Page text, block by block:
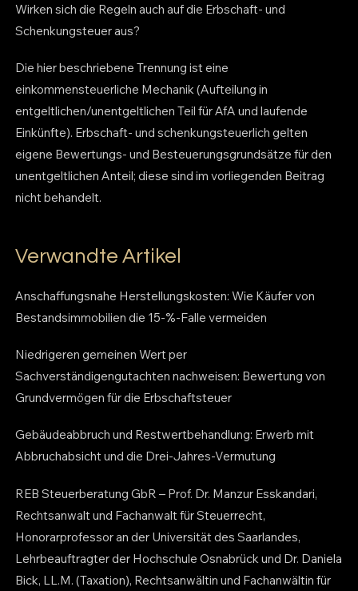
Wirken sich die Regeln auch auf die Erbschaft- und
Schenkungsteuer aus?
Die hier beschriebene Trennung ist eine
einkommensteuerliche Mechanik (Aufteilung in
entgeltlichen/unentgeltlichen Teil für AfA und laufende
Einkünfte). Erbschaft- und schenkungsteuerlich gelten
eigene Bewertungs- und Besteuerungsgrundsätze für den
unentgeltlichen Anteil; diese sind im vorliegenden Beitrag
nicht behandelt.
Verwandte Artikel
Anschaffungsnahe Herstellungskosten: Wie Käufer von
Bestandsimmobilien die 15-%-Falle vermeiden
Niedrigeren gemeinen Wert per
Sachverständigengutachten nachweisen: Bewertung von
Grundvermögen für die Erbschaftsteuer
Gebäudeabbruch und Restwertbehandlung: Erwerb mit
Abbruchabsicht und die Drei-Jahres-Vermutung
REB Steuerberatung GbR – Prof. Dr. Manzur Esskandari,
Rechtsanwalt und Fachanwalt für Steuerrecht,
Honorarprofessor an der Universität des Saarlandes,
Lehrbeauftragter der Hochschule Osnabrück und Dr. Daniela
Bick, LL.M. (Taxation), Rechtsanwältin und Fachanwältin für